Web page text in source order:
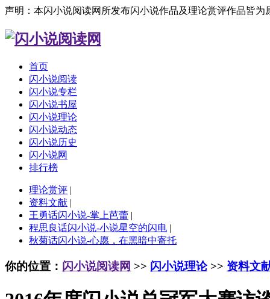
声明：本闪小说阅读网所发布闪小说作品及理论赏评作品皆
首页
闪小说阅读
闪小说专栏
闪小说书屋
闪小说理论
闪小说动态
闪小说历史
闪小说网
排行榜
理论赏评 |
资料文献 |
王勇话闪小说-掌上芭蕾 |
程思良话闪小说-小说星空的闪电 |
秋菊话闪小说-心愿，在黑暗中寄托
你的位置： 闪小说阅读网 >> 闪小说理论>> 资料文